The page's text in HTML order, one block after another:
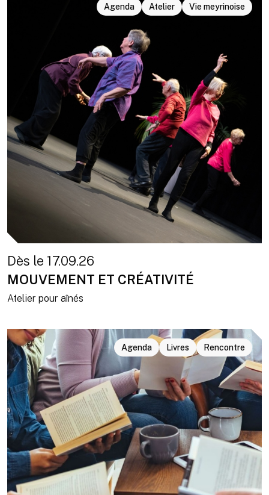
Agenda Atelier Vie meyrinoise
Dès le 17.09.26
MOUVEMENT ET CRÉATIVITÉ
Atelier pour aînés
Agenda Livres Rencontre